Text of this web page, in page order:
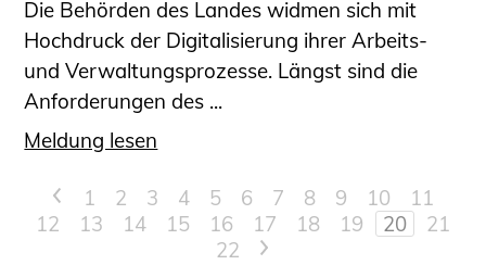
Die Behörden des Landes widmen sich mit
Hochdruck der Digitalisierung ihrer Arbeits-
und Verwaltungsprozesse. Längst sind die
Anforderungen des ...
Meldung lesen
< 1 2 3 4 5 6 7 8 9 10
11
12
13 14 15 16 17 18 19 20
21
22
>